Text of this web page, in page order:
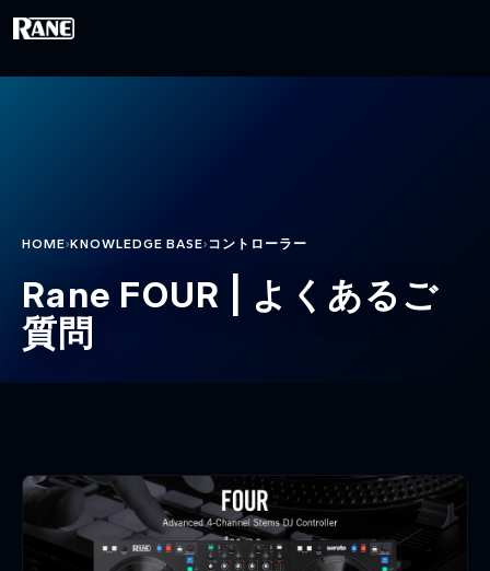
HOME›KNOWLEDGE BASE›コントローラー
Rane FOUR | よくあるご
質問